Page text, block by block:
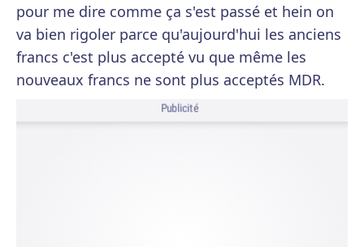
pour me dire comme ça s'est passé et hein on
va bien rigoler parce qu'aujourd'hui les anciens
francs c'est plus accepté vu que même les
nouveaux francs ne sont plus acceptés MDR.
Publicité